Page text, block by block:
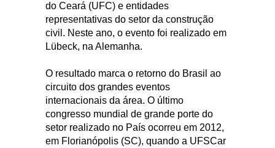
do Ceará (UFC) e entidades
representativas do setor da construção
civil. Neste ano, o evento foi realizado em
Lübeck, na Alemanha.
O resultado marca o retorno do Brasil ao
circuito dos grandes eventos
internacionais da área. O último
congresso mundial de grande porte do
setor realizado no País ocorreu em 2012,
em Florianópolis (SC), quando a UFSCar